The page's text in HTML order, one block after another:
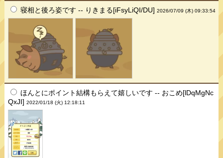
寝相と後ろ姿です -- りきまる[iFsyLiQI/DU]2026/07/09 (木) 09:33:54
ほんとにポイント結構もらえて嬉しいです -- おこめ[lDqMgNc
QxJI]2022/01/18 (火) 12:18:11